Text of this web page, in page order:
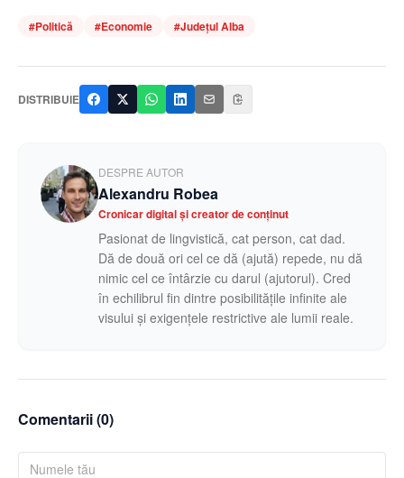
#Politică #Economie #Judeţul Alba
DISTRIBUIE
DESPRE AUTOR
Alexandru Robea
Cronicar digital și creator de conținut
Pasionat de lingvistică, cat person, cat dad.
Dă de două ori cel ce dă (ajută) repede, nu dă
nimic cel ce întârzie cu darul (ajutorul). Cred
în echilibrul fin dintre posibilitățile infinite ale
visului și exigențele restrictive ale lumii reale.
Comentarii (0)